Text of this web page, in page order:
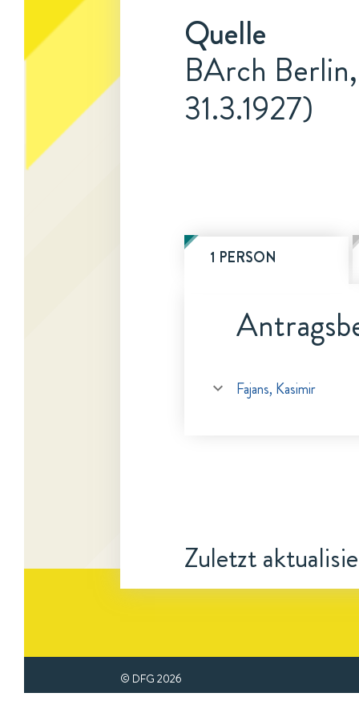
Quelle
BArch
31.3.1927)
1 PERSON
Fajans, Kasimir
Zuletzt
© DFG 2026